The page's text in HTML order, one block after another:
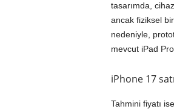
tasarımda,
ancak fiziksel
nedeniyle,
mevcut iPad
iPhone 17
Tahmini fiyatı